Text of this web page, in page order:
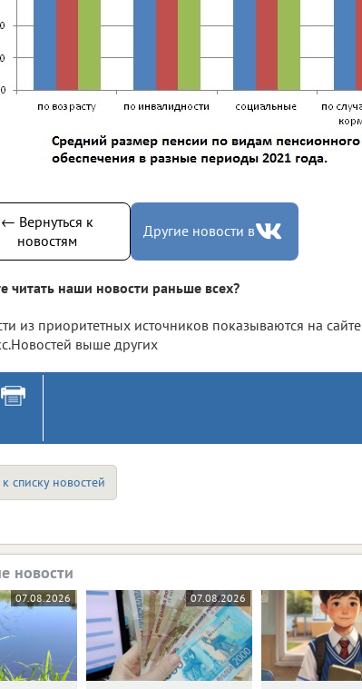
← Вернуться к
новостям
Другие новости в
читать наши новости раньше всех?
из приоритетных источников показываются на сайте
выше других
списку новостей
новости
07.08.2026 07.08.2026